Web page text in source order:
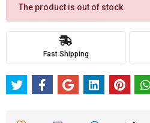
The product is out of stock.
Fast Shipping